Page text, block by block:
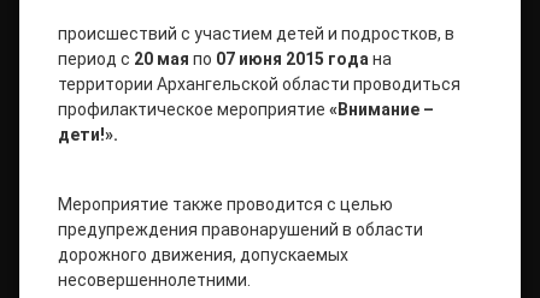
происшествий с участием детей и подростков, в
период с 20 мая по 07 июня 2015 года на
территории Архангельской области проводиться
профилактическое мероприятие «Внимание –
дети!».
Мероприятие также проводится с целью
предупреждения правонарушений в области
дорожного движения, допускаемых
несовершеннолетними.